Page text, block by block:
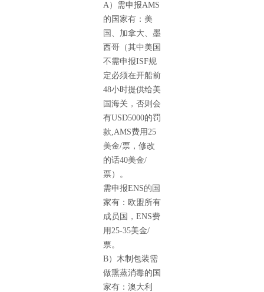
A）需申报AMS
的国家有：美
国、加拿大、墨
西哥（其中美国
不需申报ISF规
定必须在开船前
48小时提供给美
国海关，否则会
有USD5000的罚
款,AMS费用25
美金/票，修改
的话40美金/
票）。
需申报ENS的国
家有：欧盟所有
成员国，ENS费
用25-35美金/
票。
B）木制包装需
做熏蒸消毒的国
家有：澳大利